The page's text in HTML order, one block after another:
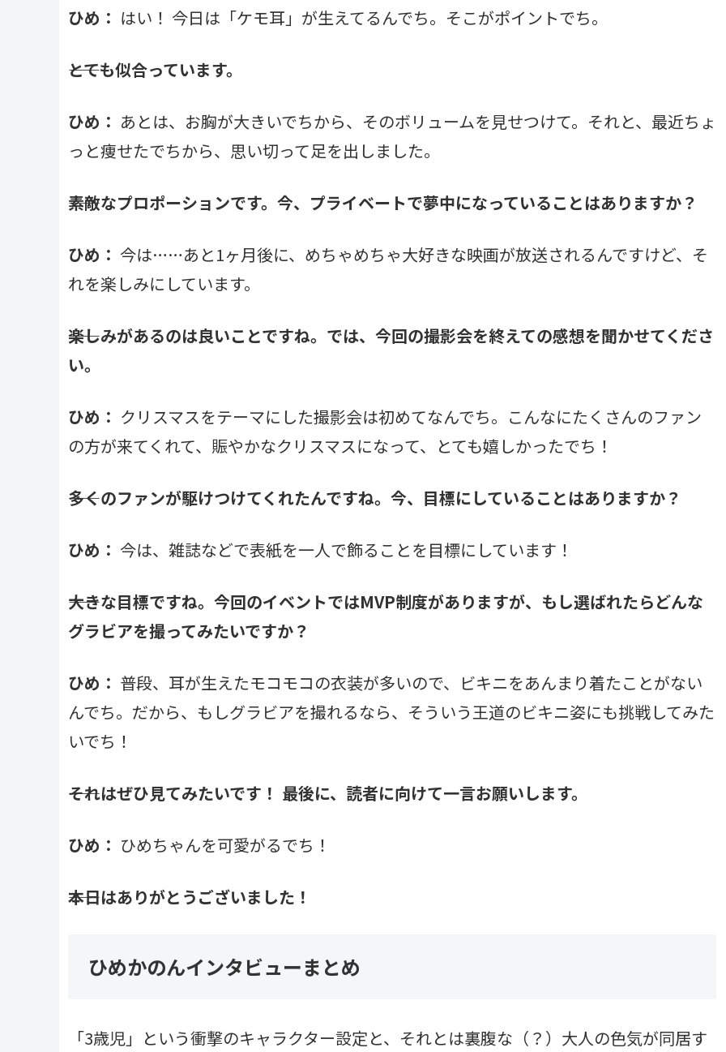
ひめ： はい！ 今日は「ケモ耳」が生えてるんでち。そこがポイントでち。
――とても似合っています。
ひめ： あとは、お胸が大きいでちから、そのボリュームを見せつけて。それと、最近ちょ
っと痩せたでちから、思い切って足を出しました。
――素敵なプロポーションです。今、プライベートで夢中になっていることはありますか？
ひめ： 今は……あと1ヶ月後に、めちゃめちゃ大好きな映画が放送されるんですけど、そ
れを楽しみにしています。
――楽しみがあるのは良いことですね。では、今回の撮影会を終えての感想を聞かせてくださ
い。
ひめ： クリスマスをテーマにした撮影会は初めてなんでち。こんなにたくさんのファン
の方が来てくれて、賑やかなクリスマスになって、とても嬉しかったでち！
――多くのファンが駆けつけてくれたんですね。今、目標にしていることはありますか？
ひめ： 今は、雑誌などで表紙を一人で飾ることを目標にしています！
――大きな目標ですね。今回のイベントではMVP制度がありますが、もし選ばれたらどんな
グラビアを撮ってみたいですか？
ひめ： 普段、耳が生えたモコモコの衣装が多いので、ビキニをあんまり着たことがない
んでち。だから、もしグラビアを撮れるなら、そういう王道のビキニ姿にも挑戦してみた
いでち！
――それはぜひ見てみたいです！ 最後に、読者に向けて一言お願いします。
ひめ： ひめちゃんを可愛がるでち！
――本日はありがとうございました！
ひめかのんインタビューまとめ
「3歳児」という衝撃のキャラクター設定と、それとは裏腹な（？）大人の色気が同居す